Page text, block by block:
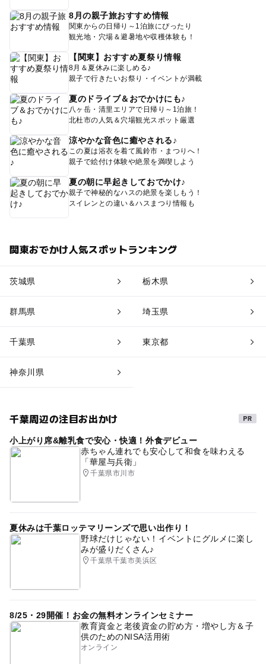
8月の親子旅おすすめ情報
関東からの日帰り～1泊旅にぴったり
観光地・穴場＆避暑地や収穫体験も！
【関東】おすすめ夏祭り情報
8月＆夏休みに楽しめる♪
親子で行きたいお祭り・イベントが満載
夏のドライブ＆おでかけにも♪
八ヶ岳・清里エリアで日帰り～1泊旅！
北杜市の人気＆穴場観光スポット厳選
涼やかな音色に癒やされる♪
この夏は浴衣を着て風鈴市・まつりへ！
親子で絵付け体験や絶景を満喫しよう
夏の朝に早起きしておでかけ♪
親子で神秘的なハスの絶景を楽しもう！
スイレンとの違い＆ハスまつり情報も
関東おでかけ人気スポットランキング
茨城県 栃木県
群馬県 埼玉県
千葉県 東京都
神奈川県
千葉周辺の注目お出かけ
小上がり席&離乳食で安心・快適！外食デビュー
赤ちゃん連れでも安心して和食を味わえる
「華屋与兵衛」
千葉県市川市
夏休みは千葉ロッテマリーンズで思い出作り！
野球だけじゃない！イベントにグルメに楽し
みが盛りだくさん♪
千葉県千葉市美浜区
8/25・29開催！お金の無料オンラインセミナー
教育資金と老後資金の貯め方・増やし方＆子
供のためのNISA活用術
オンライン